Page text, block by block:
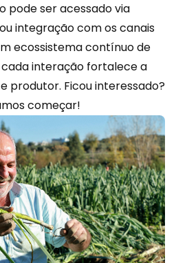
pode ser acessado via
integração com os canais
ecossistema contínuo de
interação fortalece a
produtor. Ficou interessado?
começar!